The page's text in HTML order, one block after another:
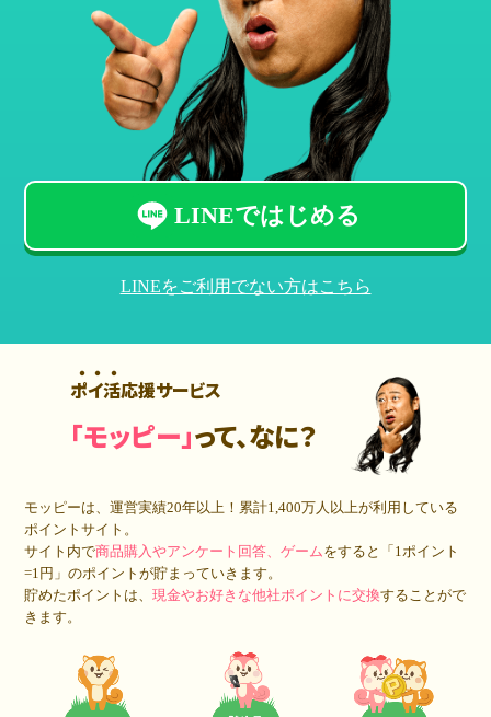
LINEではじめる
LINEをご利用でない方はこちら
ポイ活応援サービス
「モッピー」って、なに？
モッピーは、運営実績20年以上！累計1,400万人 以上が利用している
ポイントサイト。
サイト内で商品購入やアンケート回答、ゲームをすると「1ポイント
=1円」のポイントが貯まっていきます。
貯めたポイントは、現金やお好きな他社ポイントに交換することがで
きます。